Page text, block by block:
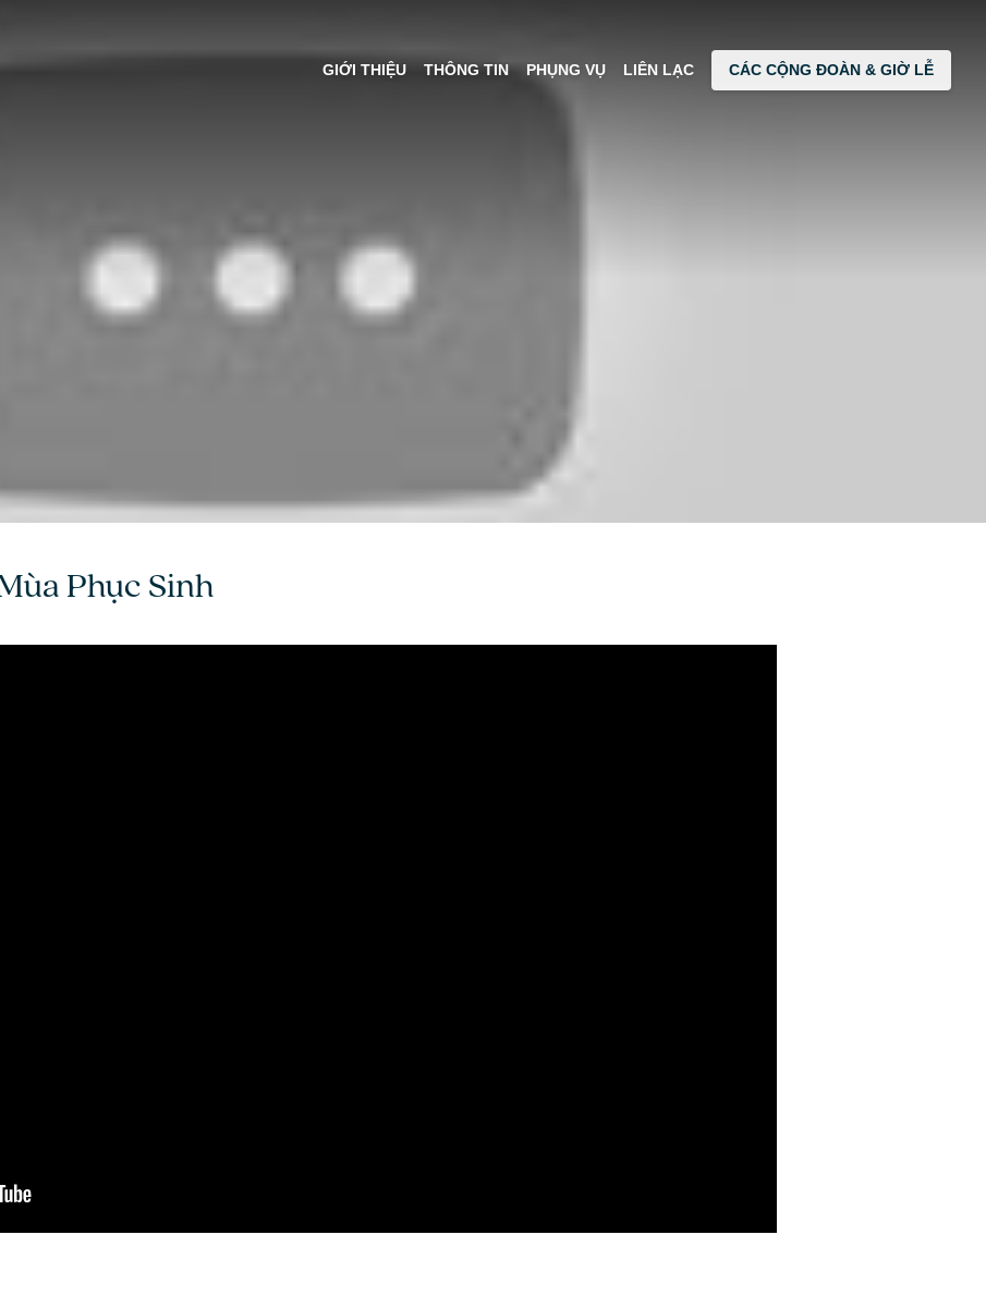
GIỚI THIỆU THÔNG TIN PHỤNG VỤ LIÊN LẠC CÁC CỘNG ĐOÀN & GIỜ LỄ
Phục Sinh